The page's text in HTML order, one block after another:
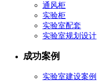
通风柜
实验柜
实验室配套
实验室规划设计
成功案例
实验室建设案例